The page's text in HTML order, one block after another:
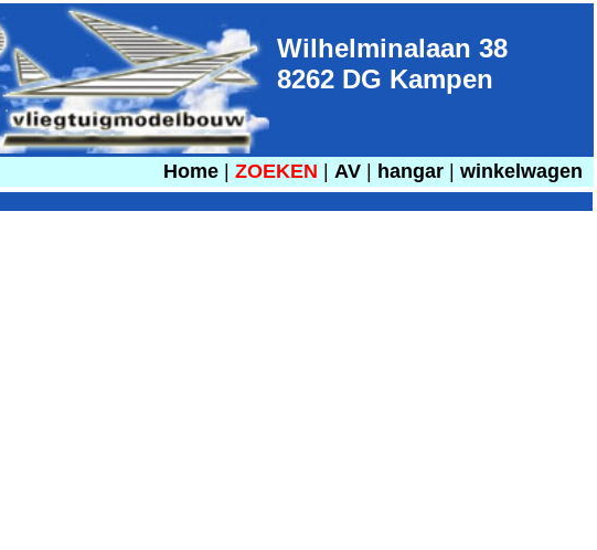
Wilhelminalaan 38
8262 DG Kampen
Home ZOEKEN AV hangar winkelwagen